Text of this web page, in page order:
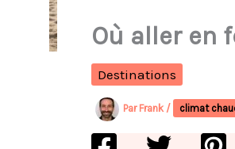
Où aller en
Destinations
Par Frank / climat